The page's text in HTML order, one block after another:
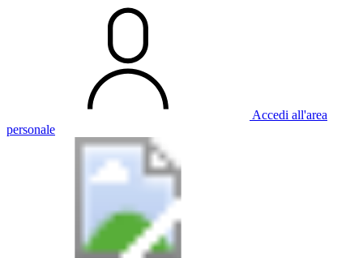
Accedi all'area
personale